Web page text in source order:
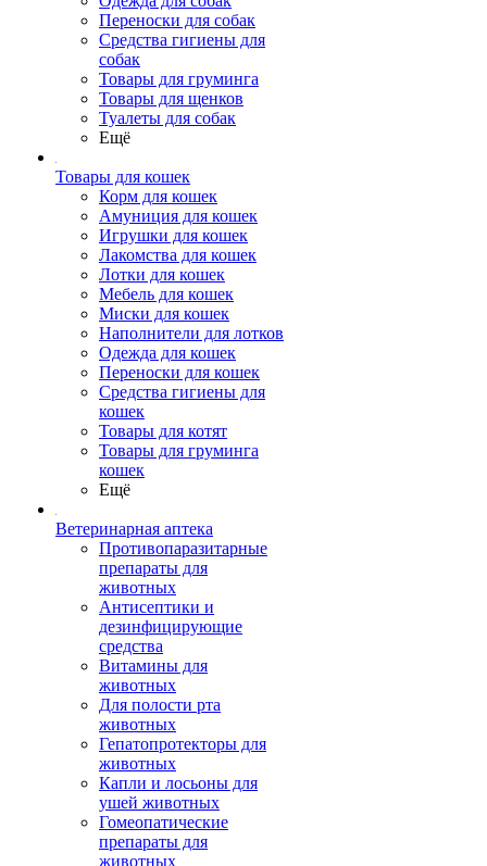
Переноски для собак
Средства гигиены для
собак
Товары для груминга
Товары для щенков
Туалеты для собак
Ещё
Товары для кошек
Корм для кошек
Амуниция для кошек
Игрушки для кошек
Лакомства для кошек
Лотки для кошек
Мебель для кошек
Миски для кошек
Наполнители для лотков
Одежда для кошек
Переноски для кошек
Средства гигиены для
кошек
Товары для котят
Товары для груминга
кошек
Ещё
Ветеринарная аптека
Противопаразитарные
препараты для
животных
Антисептики и
дезинфицирующие
средства
Витамины для
животных
Для полости рта
животных
Гепатопротекторы для
животных
Капли и лосьоны для
ушей животных
Гомеопатические
препараты для
животных